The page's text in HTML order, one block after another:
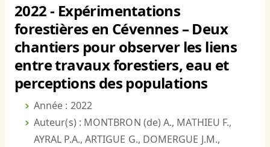
2022 - Expérimentations
forestières en Cévennes – Deux
chantiers pour observer les liens
entre travaux forestiers, eau et
perceptions des populations
Année : 2022
Auteur(s) : MONTBRON (de) A., MATHIEU F.,
AYRAL P.A., ARTIGUE G., DOMERGUE J.M.,